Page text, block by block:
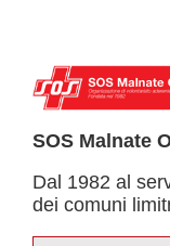
SOS Malnate
Dal 1982 al
dei comuni